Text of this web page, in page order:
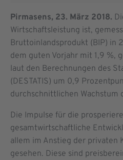
Pirmasens, 23. März 2018.
Wirtschaftsleistung ist,
Bruttoinlandsprodukt (BIP) in
dem guten Vorjahr mit 1,9 %,
laut den Berechnungen des
(DESTATIS) um 0,9
durchschnittlichen Wachstum
Die Impulse für die
gesamtwirtschaftliche
allem im Anstieg der privaten
gesehen. Diese sind